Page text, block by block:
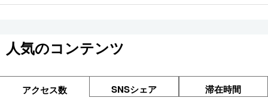
人気のコンテンツ
アクセス数 SNSシェア 滞在時間